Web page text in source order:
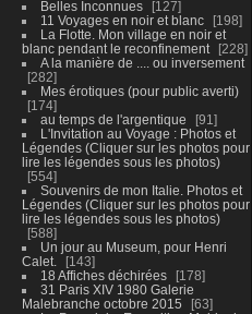
Belles Inconnues
127
11 Voyages en noir et blanc
198
La Flotte. Mon village en noir et
blanc pendant le reconfinement
228
A la manière de .... ou inversement
282
Mes érotiques (pour public averti)
174
au temps de l'argentique
91
L'Invitation au Voyage : Photos et
Légendes (Cliquer sur les photos pour
lire les légendes sous les photos)
554
Souvenirs de mon Italie. Photos et
Légendes (Cliquer sur les photos pour
lire les légendes sous les photos)
588
Un jour au Museum, pour Henri
Calet.
143
18 Affiches déchirées
178
31 Paris XIV 1980 Galerie
Malebranche octobre 2015
63